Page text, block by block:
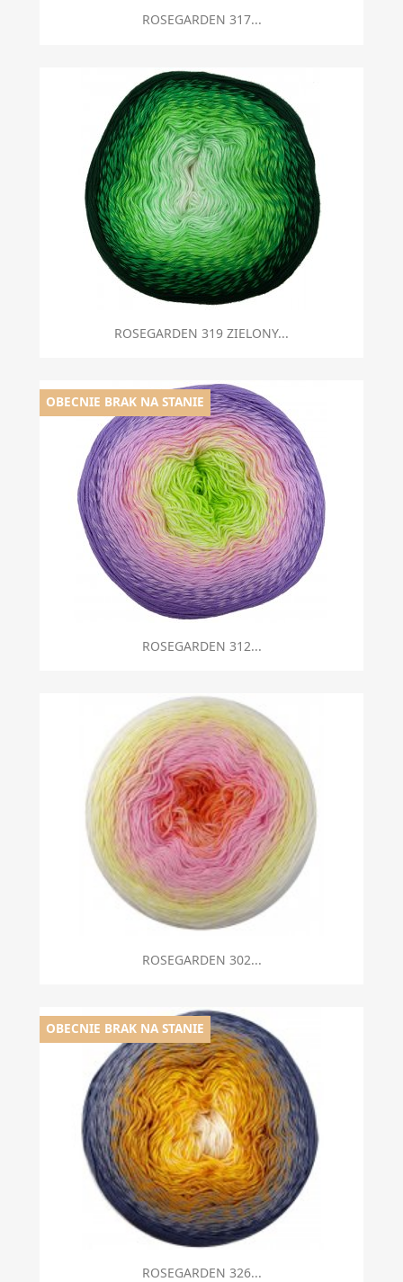
ROSEGARDEN 317...
ROSEGARDEN 319 ZIELONY...
ROSEGARDEN 312...
OBECNIE BRAK NA STANIE
ROSEGARDEN 302...
ROSEGARDEN 326...
OBECNIE BRAK NA STANIE